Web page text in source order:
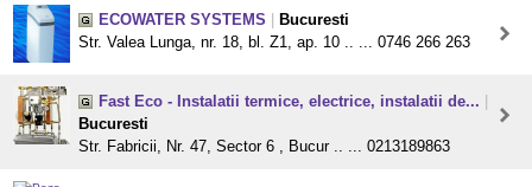
ECOWATER SYSTEMS
Bucuresti
Str. Valea Lunga, nr. 18, bl. Z1, ap. 10 .. ... 0746 266 263
Fast Eco - Instalatii termice, electrice, instalatii de...
Bucuresti
Str. Fabricii, Nr. 47, Sector 6 , Bucur .. ... 0213189863